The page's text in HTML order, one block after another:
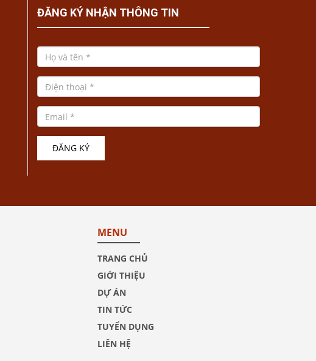
ĐĂNG KÝ NHẬN THÔNG TIN
ĐĂNG KÝ
MENU
TRANG CHỦ
GIỚI THIỆU
DỰ ÁN
TIN TỨC
TUYỂN DỤNG
LIÊN HỆ